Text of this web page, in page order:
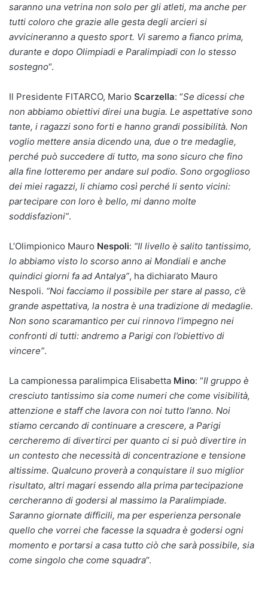
saranno una vetrina non solo per gli atleti, ma anche per
tutti coloro che grazie alle gesta degli arcieri si
avvicineranno a questo sport. Vi saremo a fianco prima,
durante e dopo Olimpiadi e Paralimpiadi con lo stesso
sostegno“.
Il Presidente FITARCO, Mario Scarzella: “Se dicessi che
non abbiamo obiettivi direi una bugia. Le aspettative sono
tante, i ragazzi sono forti e hanno grandi possibilità. Non
voglio mettere ansia dicendo una, due o tre medaglie,
perché può succedere di tutto, ma sono sicuro che fino
alla fine lotteremo per andare sul podio. Sono orgoglioso
dei miei ragazzi, li chiamo così perché li sento vicini:
partecipare con loro è bello, mi danno molte
soddisfazioni”.
L’Olimpionico Mauro Nespoli: “Il livello è salito tantissimo,
lo abbiamo visto lo scorso anno ai Mondiali e anche
quindici giorni fa ad Antalya”, ha dichiarato Mauro
Nespoli. “Noi facciamo il possibile per stare al passo, c’è
grande aspettativa, la nostra è una tradizione di medaglie.
Non sono scaramantico per cui rinnovo l’impegno nei
confronti di tutti: andremo a Parigi con l’obiettivo di
vincere”.
La campionessa paralimpica Elisabetta Mino: “Il gruppo è
cresciuto tantissimo sia come numeri che come visibilità,
attenzione e staff che lavora con noi tutto l’anno. Noi
stiamo cercando di continuare a crescere, a Parigi
cercheremo di divertirci per quanto ci si può divertire in
un contesto che necessità di concentrazione e tensione
altissime. Qualcuno proverà a conquistare il suo miglior
risultato, altri magari essendo alla prima partecipazione
cercheranno di godersi al massimo la Paralimpiade.
Saranno giornate difficili, ma per esperienza personale
quello che vorrei che facesse la squadra è godersi ogni
momento e portarsi a casa tutto ciò che sarà possibile, sia
come singolo che come squadra“.